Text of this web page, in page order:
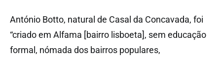
António Botto, natural de Casal da Concavada, foi
“criado em Alfama [bairro lisboeta], sem educação
formal, nómada dos bairros populares,